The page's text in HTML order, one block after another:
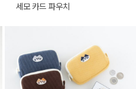
세모 카드 파우치